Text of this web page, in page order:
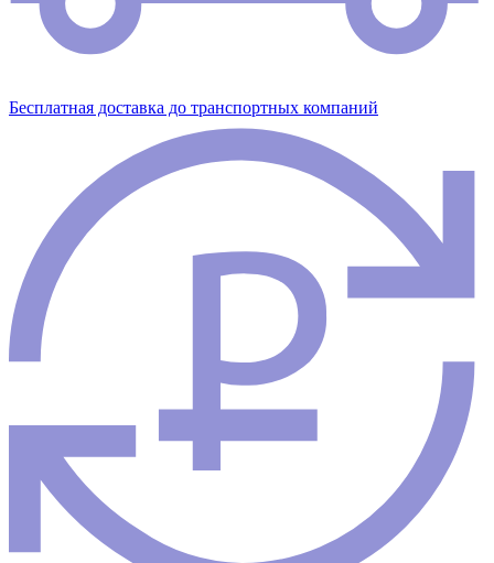
Бесплатная доставка до транспортных компаний